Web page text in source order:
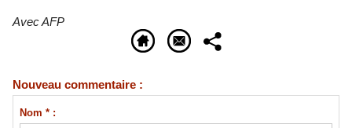
Avec AFP
Nouveau commentaire :
Nom * :